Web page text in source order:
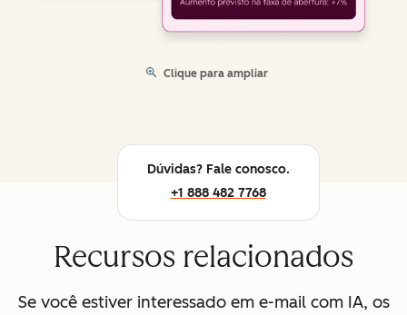
Clique para ampliar
Dúvidas? Fale conosco.
+1 888 482 7768
Recursos relacionados
Se você estiver interessado em e-mail com IA, os